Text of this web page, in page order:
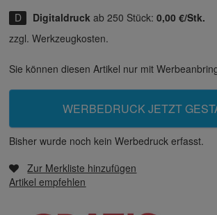
Digitaldruck ab 250 Stück:0,00 €/Stk.
zzgl. Werkzeugkosten.
Sie können diesen Artikel nur mit
WERBEDRUCK JETZT
Bisher wurde noch kein Werbedruck erfasst.
Zur Merkliste hinzufügen
Artikel empfehlen